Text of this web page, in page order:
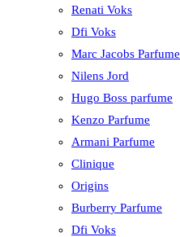
Renati Voks
Dfi Voks
Marc Jacobs Parfume
Nilens Jord
Hugo Boss parfume
Kenzo Parfume
Armani Parfume
Clinique
Origins
Burberry Parfume
Dfi Voks